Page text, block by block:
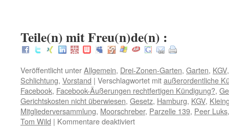
Teile(n) mit Freu(n)de(n) :
Veröffentlicht unterAllgemein, Drei-Zonen-Garten, Garten, KGV
Schlichtung, Vorstand | Verschlagwortet mitaußerordentliche
Facebook, Facebook-Äußerungen rechtfertigen Kündigung?,
Gerichtskosten nicht überwiesen, Gesetz, Hamburg, KGV,
Mitgliederversammlung, Moorschreber, Parzelle 139, Peer Luks
Tom Wild | Kommentare deaktiviertfür